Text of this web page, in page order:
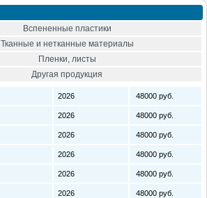
Вспененные пластики
Тканные и нетканные материалы
Пленки, листы
Другая продукция
2026 48000 руб.
2026 48000 руб.
2026 48000 руб.
2026 48000 руб.
2026 48000 руб.
2026 48000 руб.